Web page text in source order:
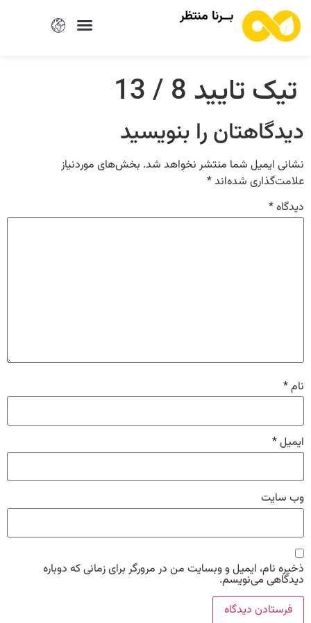
بــرنا منتظر
تیک تایید 8 / 13
دیدگاهتان را بنویسید
نشانی ایمیل شما منتشر نخواهد شد. بخش‌های موردنیاز
علامت‌گذاری شده‌اند*
دیدگاه*
نام*
ایمیل*
وب‌ سایت
ذخیره نام، ایمیل و وبسایت من در مرورگر برای زمانی که دوباره
دیدگاهی می‌نویسم.